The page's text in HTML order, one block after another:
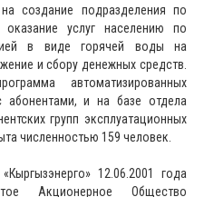
создание подразделения по
услуг населению по
в виде горячей воды на
и сбору денежных средств.
автоматизированных
абонентами, и на базе отдела
групп эксплуатационных
численностью 159 человек.
12.06.2001 года
Акционерное Общество